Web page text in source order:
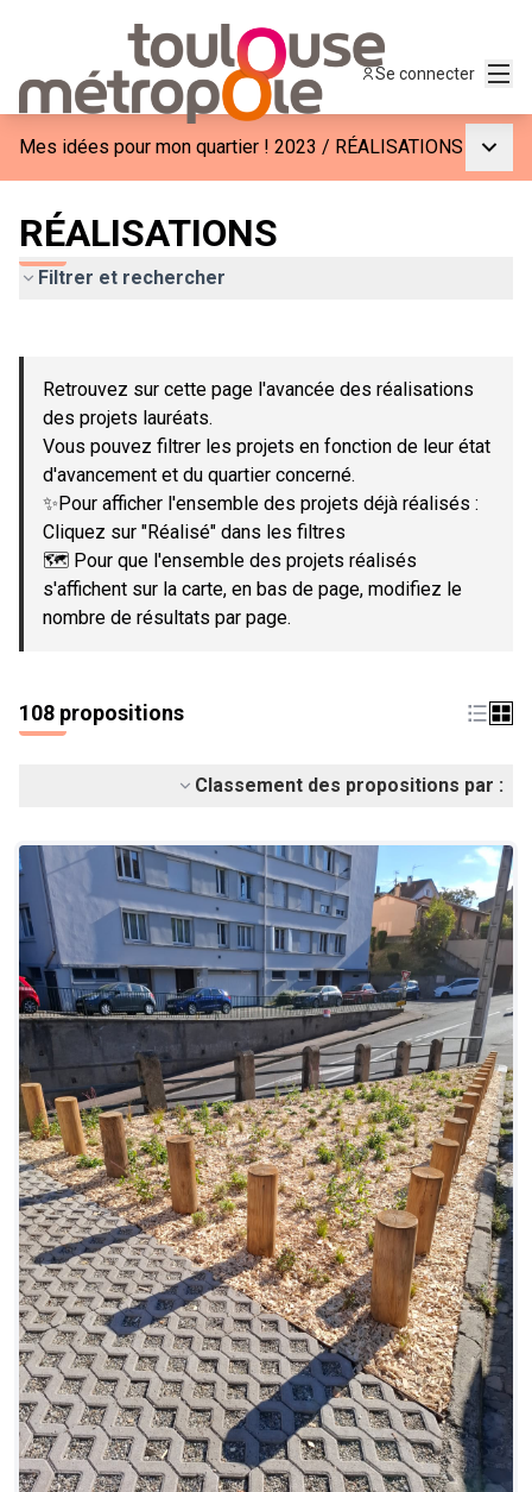
Se connecter
Mes idées pour mon quartier ! 2023 / RÉALISATIONS
RÉALISATIONS
Filtrer et rechercher
−
Retrouvez sur cette page l'avancée des réalisations
des projets lauréats.
Vous pouvez filtrer les projets en fonction de leur état
d'avancement et du quartier concerné.
✨Pour afficher l'ensemble des projets déjà réalisés :
Cliquez sur "Réalisé" dans les filtres
🗺️ Pour que l'ensemble des projets réalisés
s'affichent sur la carte, en bas de page, modifiez le
nombre de résultats par page.
108 propositions
Classement des propositions par :